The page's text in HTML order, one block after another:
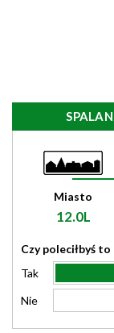
Miasto
12.0L
Czy poleciłbyś
Tak
Nie